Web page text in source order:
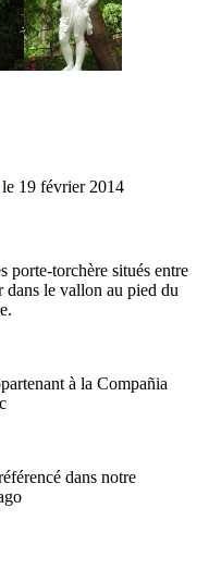
19 février 2014
porte-torchère situés entre
dans le vallon au pied du
à la Compañia
dans notre